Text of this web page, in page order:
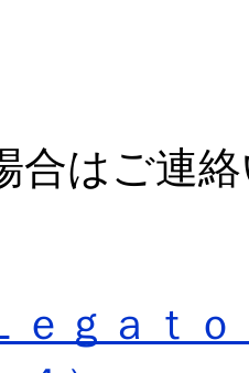
合はご連
ｅｇａｔ